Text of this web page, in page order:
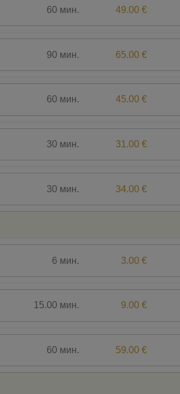
60 мин. 49.00 €
90 мин. 65.00 €
60 мин. 45.00 €
30 мин. 31.00 €
30 мин. 34.00 €
6 мин. 3.00 €
15.00 мин. 9.00 €
60 мин. 59.00 €